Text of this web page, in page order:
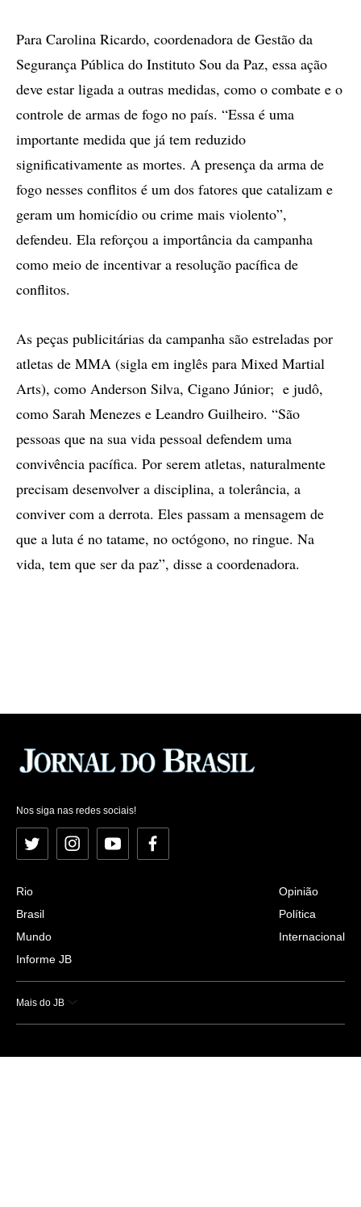
Para Carolina Ricardo, coordenadora de Gestão da
Segurança Pública do Instituto Sou da Paz, essa ação
deve estar ligada a outras medidas, como o combate e o
controle de armas de fogo no país. “Essa é uma
importante medida que já tem reduzido
significativamente as mortes. A presença da arma de
fogo nesses conflitos é um dos fatores que catalizam e
geram um homicídio ou crime mais violento”,
defendeu. Ela reforçou a importância da campanha
como meio de incentivar a resolução pacífica de
conflitos.
As peças publicitárias da campanha são estreladas por
atletas de MMA (sigla em inglês para Mixed Martial
Arts), como Anderson Silva, Cigano Júnior; e judô,
como Sarah Menezes e Leandro Guilheiro. “São
pessoas que na sua vida pessoal defendem uma
convivência pacífica. Por serem atletas, naturalmente
precisam desenvolver a disciplina, a tolerância, a
conviver com a derrota. Eles passam a mensagem de
que a luta é no tatame, no octógono, no ringue. Na
vida, tem que ser da paz”, disse a coordenadora.
Nos siga nas redes sociais!
Twitter InstagramYouTubeFacebook
Rio
Brasil
Mundo
Informe JB
Opinião
Política
Internacional
Mais do JB
Esportes